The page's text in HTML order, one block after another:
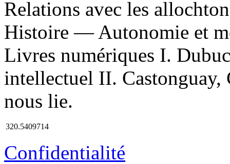
Relations avec les
Histoire — Autonomie et
Livres numériques I.
intellectuel II.
nous lie.
320.5409714
Confidentialité